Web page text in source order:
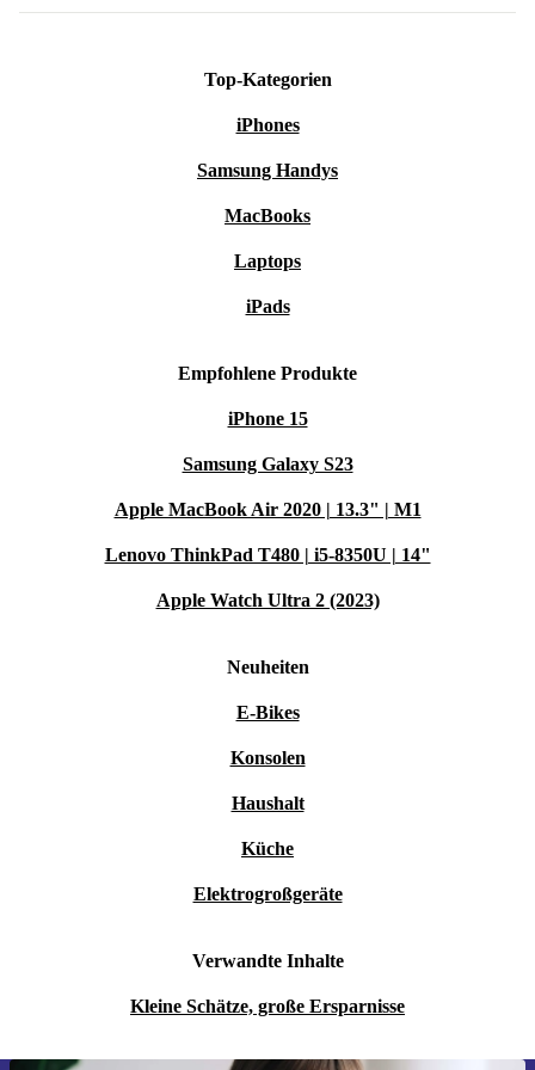
Top-Kategorien
iPhones
Samsung Handys
MacBooks
Laptops
iPads
Empfohlene Produkte
iPhone 15
Samsung Galaxy S23
Apple MacBook Air 2020 | 13.3" | M1
Lenovo ThinkPad T480 | i5-8350U | 14"
Apple Watch Ultra 2 (2023)
Neuheiten
E-Bikes
Konsolen
Haushalt
Küche
Elektrogroßgeräte
Verwandte Inhalte
Kleine Schätze, große Ersparnisse